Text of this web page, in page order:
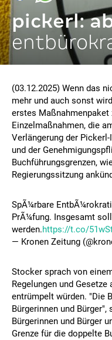
pickerl:
(03.12.2025) Wenn das
mehr und auch sonst
erstes
Einzelmaßnahmen, die
Verlängerung der
und der
Buchführungsgrenzen,
Regierungssitzung
SpÃ¼rbare
PrÃ¼fung. Insgesamt
werden.https://t.co/
— Kronen Zeitung
Stocker sprach von
Regelungen und
entrümpelt würden. "Die
Bürgerinnen und
Bürgerinnen und Bürger
Grenze für die doppelte